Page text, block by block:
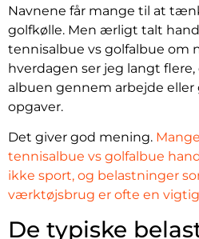
Navnene får mange til at
golfkølle. Men ærligt talt
tennisalbue vs golfalbue om
hverdagen ser jeg langt
albuen gennem arbejde
opgaver.
Det giver god mening.
tennisalbue vs golfalbue
ikke sport, og belastninger
værktøjsbrug er ofte en
De typiske